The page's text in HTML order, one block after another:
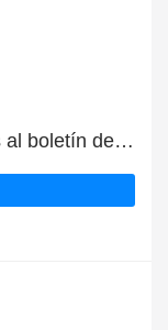
Ofertas exclusivas si te suscribes al boletín de DeubaXXL